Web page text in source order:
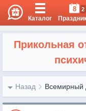
Каталог
8 2
Прикольная
Назад Всемирный